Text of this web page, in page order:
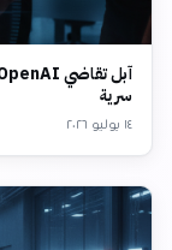
سرية
١٤ يوليو ٢٠٢٦